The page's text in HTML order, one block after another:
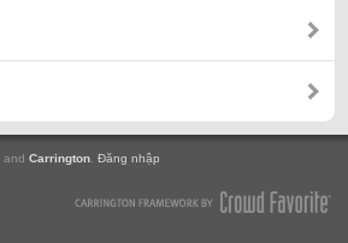
and Carrington Đăng nhập